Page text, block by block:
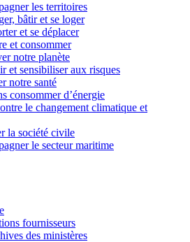
les territoires
bâtir et se loger
et se déplacer
et consommer
notre planète
et sensibiliser aux risques
notre santé
consommer d’énergie
le changement climatique et
la société civile
le secteur maritime
fournisseurs
des ministères